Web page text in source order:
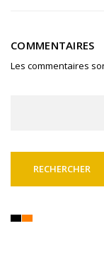
COMMENTAIRES
Les commentaires